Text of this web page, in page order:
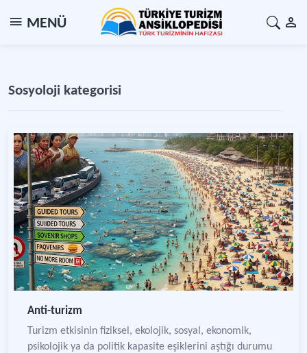
MENÜ
Sosyoloji kategorisi
Anti-turizm
Turizm etkisinin fiziksel, ekolojik, sosyal, ekonomik,
psikolojik ya da politik kapasite eşiklerini aştığı durumu